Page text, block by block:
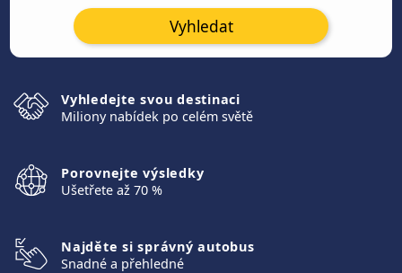
Vyhledat
Vyhledejte svou destinaci
Miliony nabídek po celém světě
Porovnejte výsledky
Ušetřete až 70 %
Najděte si správný autobus
Snadné a přehledné